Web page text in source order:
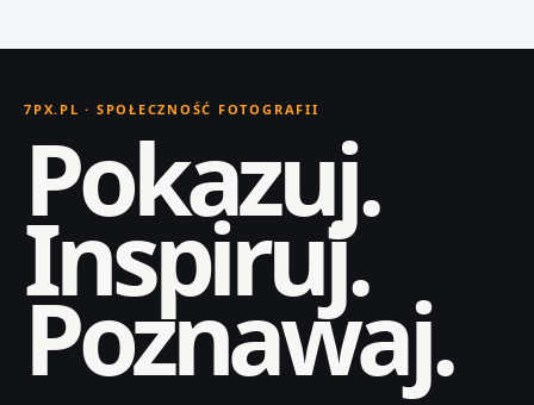
7PX.PL · SPOŁECZNOŚĆ FOTOGRAFII
Pokazuj.
Inspiruj.
Poznawaj.